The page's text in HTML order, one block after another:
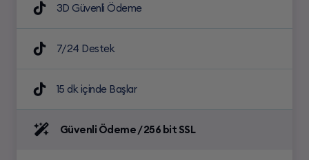
3D Güvenli Ödeme
7/24 Destek
15 dk içinde Başlar
Güvenli Ödeme / 256 bit SSL